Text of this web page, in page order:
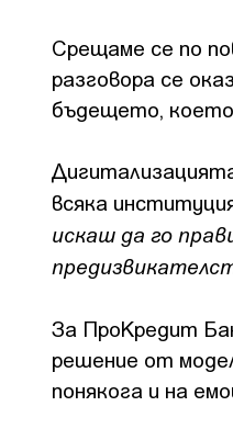
Срещаме се по
разговора се
бъдещето, което
всяка
искаш да го
За ПроКредит
решение от
понякога и на